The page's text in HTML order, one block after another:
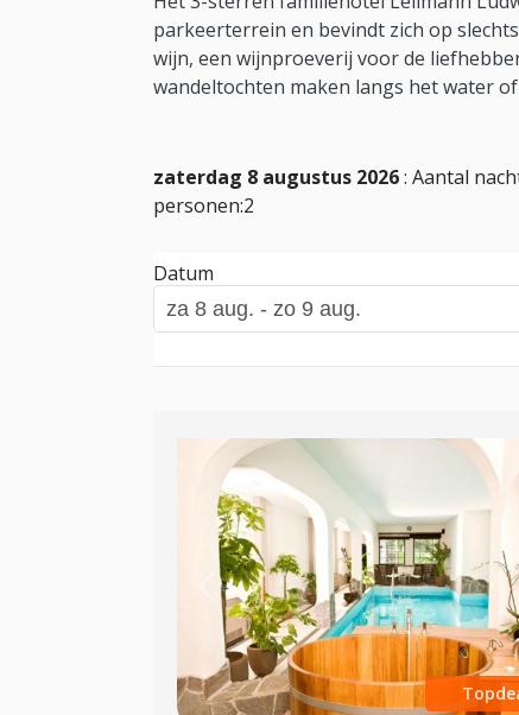
parkeerterrein en bevindt zich op
wijn, een wijnproeverij voor de
wandeltochten maken langs het water
zaterdag 8 augustus 2026: Aantal
personen:2
Datum
Previous